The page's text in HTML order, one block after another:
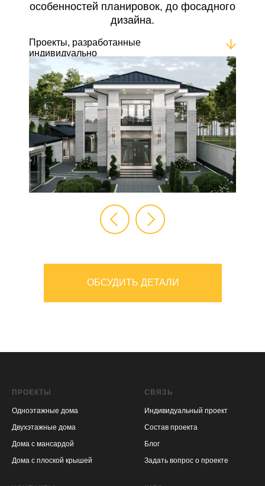
особенностей планировок, до фосадного
дизайна.
ОБСУДИТЬ ДЕТАЛИ
Проекты, разработанные
индивидуально
ПРОЕКТЫ
Одноэтажные дома
Двухэтажные дома
Дома с мансардой
Дома с плоской крышей
СВЯЗЬ
Индивидуальный проект
Состав проекта
Блог
Задать вопрос о проекте